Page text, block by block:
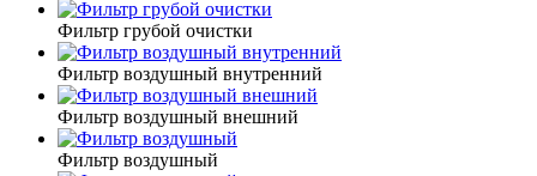
Фильтр грубой очистки
Фильтр воздушный внутренний
Фильтр воздушный внешний
Фильтр воздушный